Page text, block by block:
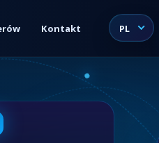
Kontakt PL